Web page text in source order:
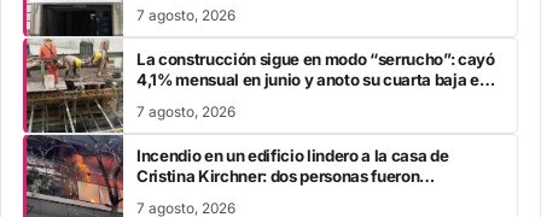
7 agosto, 2026
La construcción sigue en modo “serrucho”: cayó
4,1% mensual en junio y anoto su cuarta baja en
7 agosto, 2026
Incendio en un edificio lindero a la casa de
Cristina Kirchner: dos personas fueron
7 agosto, 2026